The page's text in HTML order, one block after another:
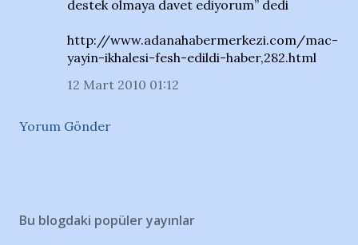
destek olmaya davet ediyorum” dedi
http://www.adanahabermerkezi.com/mac-
yayin-ikhalesi-fesh-edildi-haber,282.html
12 Mart 2010 01:12
Yorum Gönder
Bu blogdaki popüler yayınlar